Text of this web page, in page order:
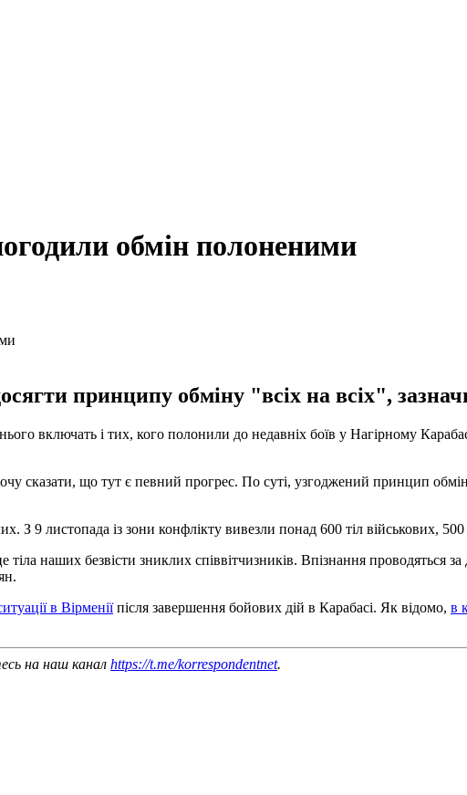
обмін полоненими
принципу обміну "всіх на всіх",
включать і тих, кого полонили до недавніх боїв у Нагірному
сказати, що тут є певний прогрес. По суті, узгоджений принцип
З 9 листопада із зони конфлікту вивезли понад 600 тіл військових,
наших безвісти зниклих співвітчизників. Впізнання проводяться
в Вірменіїпісля завершення бойових дій в Карабасі. Як відомо, в
на наш канал https://t.me/korrespondentnet.